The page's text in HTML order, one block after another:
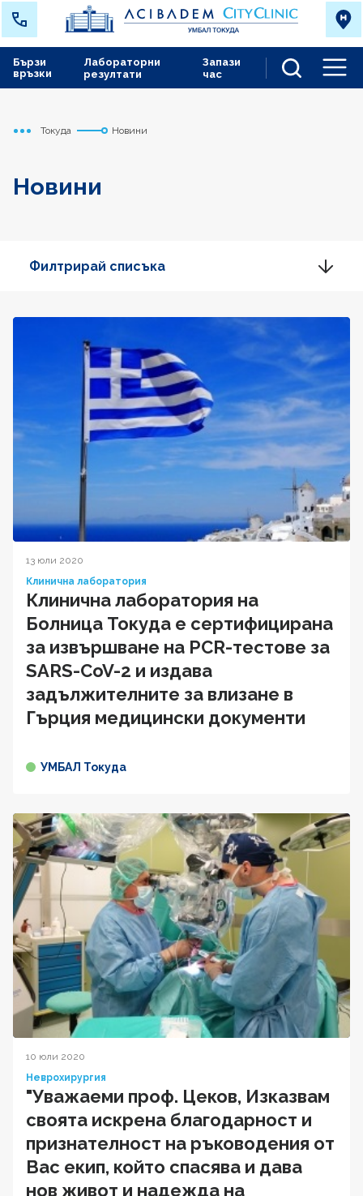
Лабораторни
резултати
Запази
час
Бързи
връзки
Начало
Токуда Новини
Новини
Филтрирай списъка
13 юли 2020
Клинична лаборатория
Клинична лаборатория на
Болница Токуда е сертифицирана
за извършване на PCR-тестове за
SARS-CoV-2 и издава
задължителните за влизане в
Гърция медицински документи
УМБАЛ Токуда
10 юли 2020
Неврохирургия
"Уважаеми проф. Цеков, Изказвам
своята искрена благодарност и
признателност на ръководения от
Вас екип, който спасява и дава
нов живот и надежда на